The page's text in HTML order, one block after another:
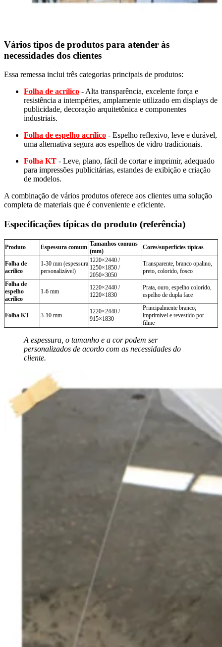
Vários tipos de produtos para atender às
necessidades dos clientes
Essa remessa inclui três categorias principais de produtos:
Folha de acrílico - Alta transparência, excelente força e
resistência a intempéries, amplamente utilizado em displays de
publicidade, decoração arquitetônica e componentes
industriais.
Folha de espelho acrílico - Espelho reflexivo, leve e durável,
uma alternativa segura aos espelhos de vidro tradicionais.
Folha KT - Leve, plano, fácil de cortar e imprimir, adequado
para impressões publicitárias, estandes de exibição e criação
de modelos.
A combinação de vários produtos oferece aos clientes uma solução
completa de materiais que é conveniente e eficiente.
Especificações típicas do produto (referência)
Produto Espessura comum Tamanhos comuns
(mm)
Cores/superfícies típicas
Folha de
acrílico
1-30 mm (espessura
personalizável)
1220×2440 /
1250×1850 /
2050×3050
Transparente, branco opalino,
preto, colorido, fosco
Folha de
espelho
acrílico
1-6 mm
1220×2440 /
1220×1830
Prata, ouro, espelho colorido,
espelho de dupla face
Folha KT 3-10 mm
1220×2440 /
915×1830
Principalmente branco;
imprimível e revestido por
filme
A espessura, o tamanho e a cor podem ser
personalizados de acordo com as necessidades do
cliente.